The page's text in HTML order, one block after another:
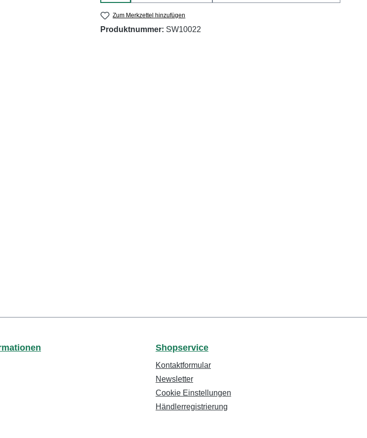
Zum Merkzettel hinzufügen
Produktnummer: SW10022
Shopservice
Kontaktformular
Newsletter
Cookie Einstellungen
Händlerregistrierung